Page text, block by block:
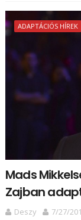
ADAPTÁCIÓS HÍREK
Mads
Zajban
Deszy
7/27/